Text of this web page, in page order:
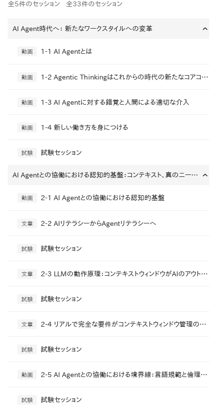
全5件のセッション 全33件のセッション
AI Agent時代へ： 新たなワークスタイルへの変革 ›
動画 1-1 AI Agentとは
動画 1-2 Agentic Thinkingはこれからの時代の新たなコアコンピタンス
動画 1-3 AI Agentに対する錯覚と人間による適切な介入
動画 1-4 新しい働き方を身につける
試験 試験セッション
AI Agentとの協働における認知的基盤：コンテキスト、真のニーズ、責任境界の理解 ›
動画 2-1 AI Agentとの協働における認知的基盤
文章 2-2 AIリテラシーからAgentリテラシーへ
試験 試験セッション
文章 2-3 LLMの動作原理：コンテキストウィンドウがAIのアウトプット品質を左右する
試験 試験セッション
文章 2-4 リアルで完全な要件がコンテキストウィンドウ管理の起点となる
試験 試験セッション
動画 2-5 AI Agentとの協働における境界線：言語規範と倫理的責任
試験 試験セッション